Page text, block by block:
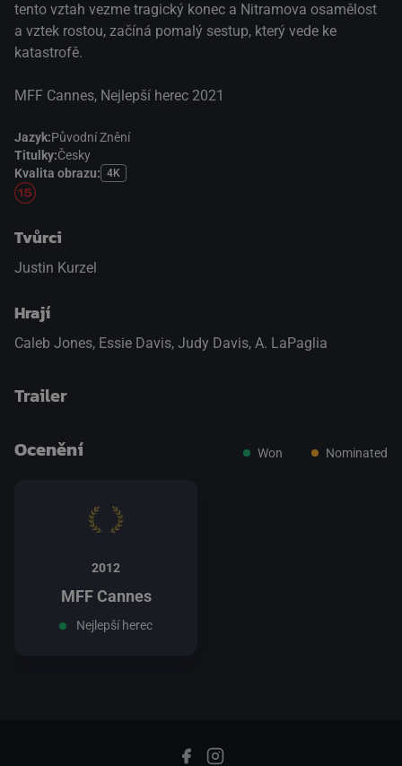
tento vztah vezme tragický konec a Nitramova osamělost
a vztek rostou, začíná pomalý sestup, který vede ke
katastrofě.
MFF Cannes, Nejlepší herec 2021
Jazyk:Původní Znění
Titulky:Česky
Kvalita obrazu: 4K
Tvůrci
Justin Kurzel
Hrají
Caleb Jones, Essie Davis, Judy Davis, A. LaPaglia
Trailer
přepnout na HTML5 přehrávač
Ocenění Won Nominated
2012
MFF Cannes
Nejlepší herec